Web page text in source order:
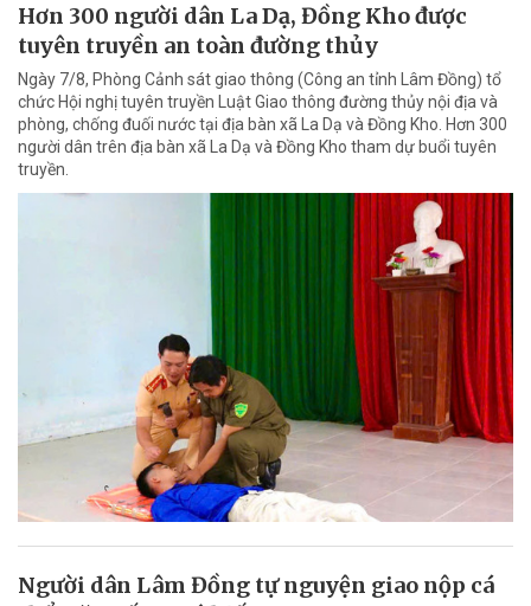
Hơn 300 người dân La Dạ, Đồng Kho được
tuyên truyền an toàn đường thủy
Ngày 7/8, Phòng Cảnh sát giao thông (Công an tỉnh Lâm Đồng) tổ
chức Hội nghị tuyên truyền Luật Giao thông đường thủy nội địa và
phòng, chống đuối nước tại địa bàn xã La Dạ và Đồng Kho. Hơn 300
người dân trên địa bàn xã La Dạ và Đồng Kho tham dự buổi tuyên
truyền.
Người dân Lâm Đồng tự nguyện giao nộp cá